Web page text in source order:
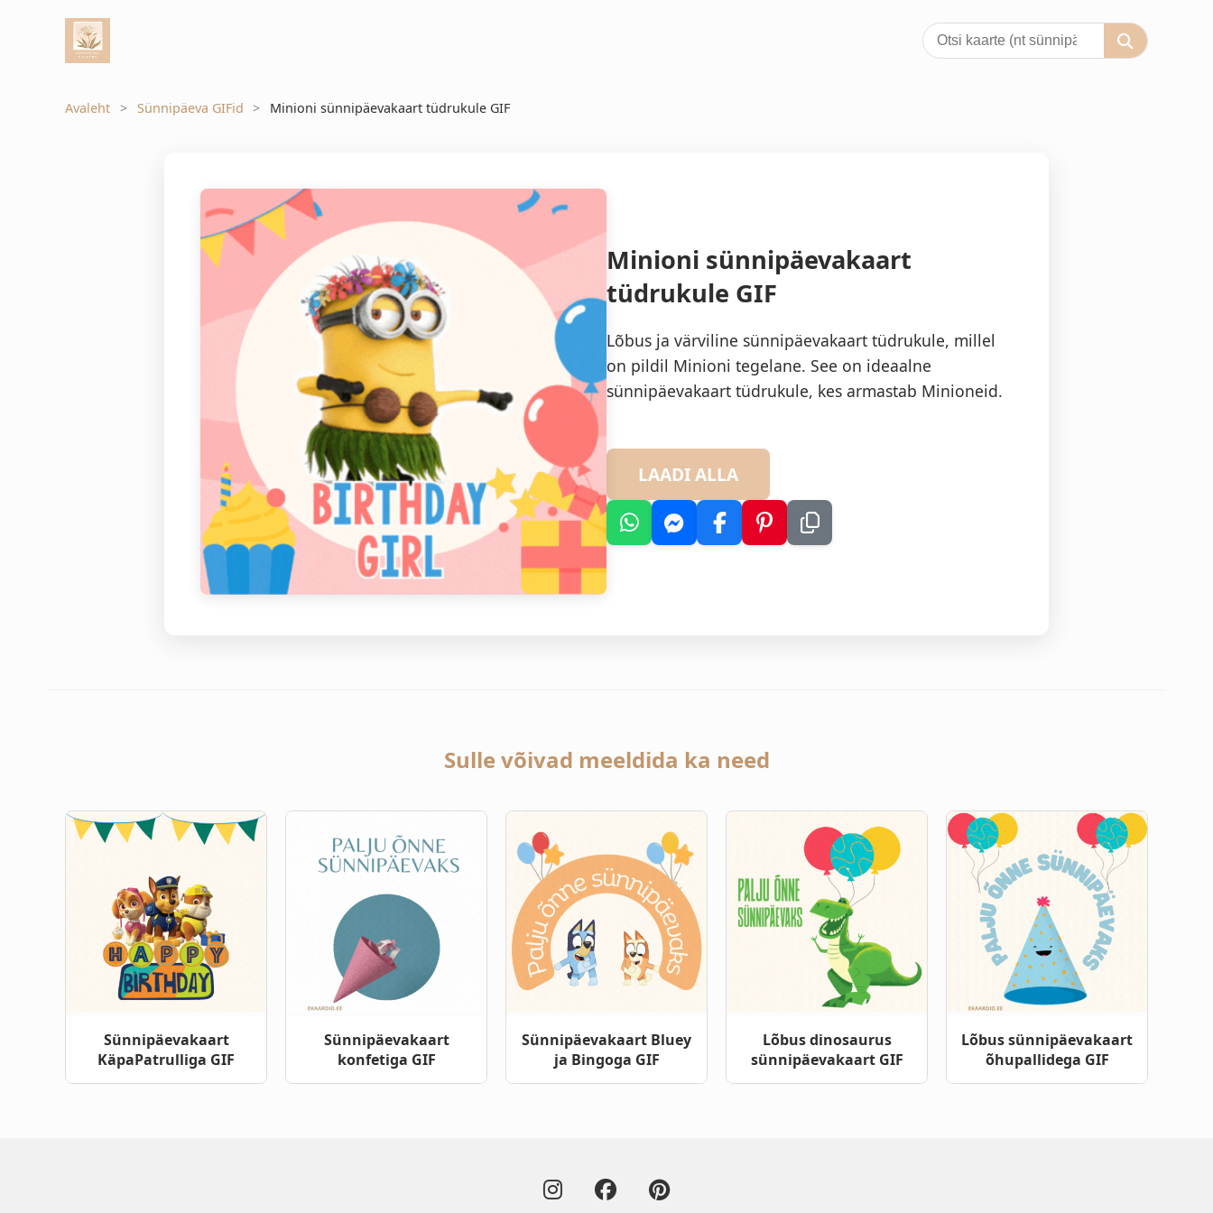
Avaleht Sünnipäeva GIFid Minioni sünnipäevakaart tüdrukule GIF
Minioni sünnipäevakaart
tüdrukule GIF
Lõbus ja värviline sünnipäevakaart tüdrukule, millel
on pildil Minioni tegelane. See on ideaalne
sünnipäevakaart tüdrukule, kes armastab Minioneid.
LAADI ALLA
Sulle võivad meeldida ka need
Sünnipäevakaart
KäpaPatrulliga GIF
Sünnipäevakaart
konfetiga GIF
Sünnipäevakaart Bluey
ja Bingoga GIF
Lõbus dinosaurus
sünnipäevakaart GIF
Lõbus sünnipäevakaart
õhupallidega GIF